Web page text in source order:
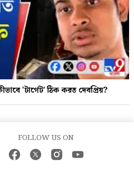
'টার্গেট' ঠিক করত দেবপ্রিয়?
FOLLOW US ON